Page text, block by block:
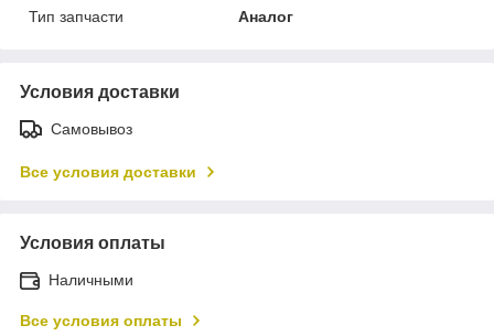
Тип запчасти
Аналог
Условия доставки
Самовывоз
Все условия доставки
Условия оплаты
Наличными
Все условия оплаты